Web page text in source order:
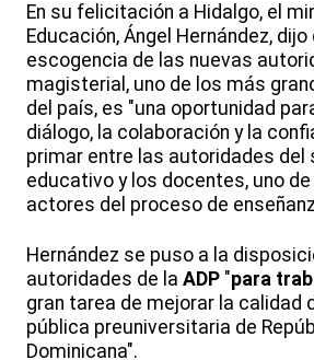
En su felicitación a Hidalgo, el
Educación, Ángel Hernández, dijo
escogencia de las nuevas
magisterial, uno de los más
del país, es "una oportunidad
diálogo, la colaboración y la
primar entre las autoridades del
educativo y los docentes, uno
actores del proceso de
Hernández se puso a la
autoridades de la ADP "para
gran tarea de mejorar la calidad
pública preuniversitaria de
Dominicana".